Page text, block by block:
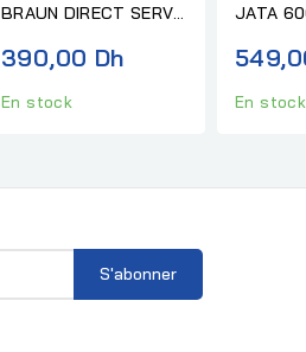
BRAUN DIRECT SERVE
390,00 Dh
En stock
JATA
En stock